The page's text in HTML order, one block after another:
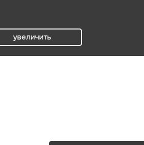
увеличить